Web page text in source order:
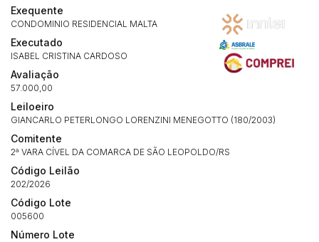
Exequente
CONDOMINIO RESIDENCIAL MALTA
Executado
ISABEL CRISTINA CARDOSO
Avaliação
57.000,00
Leiloeiro
GIANCARLO PETERLONGO LORENZINI MENEGOTTO (180/2003)
Comitente
2ª VARA CÍVEL DA COMARCA DE SÃO LEOPOLDO/RS
Código Leilão
202/2026
Código Lote
005600
Número Lote